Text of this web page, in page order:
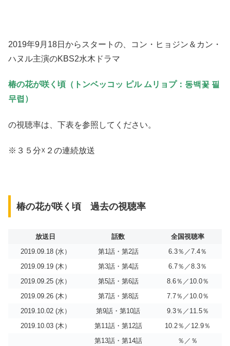
2019年9月18日からスタートの、コン・ヒョジン＆カン・
ハヌル主演のKBS2水木ドラマ
椿の花が咲く頃（トンベッコッ ピル ムリョプ：동백꽃 필
무렵）
の視聴率は、下表を参照してください。
※３５分☓２の連続放送
椿の花が咲く頃 過去の視聴率
放送日 話数
全国視聴率
2019.09.18 (水）
第1話・第2話
6.3％／7.4％
2019.09.19 (木）
第3話・第4話
6.7％／8.3％
2019.09.25 (水）
第5話・第6話
8.6％／10.0％
2019.09.26 (木）
第7話・第8話
7.7％／10.0％
2019.10.02 (水）
第9話・第10話
9.3％／11.5％
2019.10.03 (木）
第11話・第12話
10.2％／12.9％
第13話・第14話
％／％